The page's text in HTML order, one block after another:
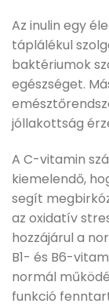
Az inulin egy
táplálékul
baktériumok
egészséget.
jóllakottság
A C-vitamin
kiemelendő,
segít
az oxidatív
hozzájárul a
B1- és B6-
normál
funkció